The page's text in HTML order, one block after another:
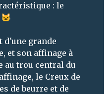
: le
🐱
d'une grande
et son affinage à
au trou central du
le Creux de
de beurre et de